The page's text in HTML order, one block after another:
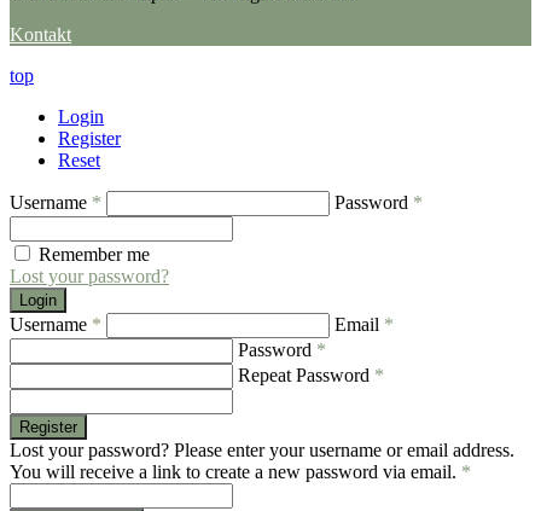
Kontakt
top
Login
Register
Reset
Username * Password *
Remember me
Lost your password?
Login
Username * Email *
Password *
Repeat Password *
Register
Lost your password? Please enter your username or email address.
You will receive a link to create a new password via email. *